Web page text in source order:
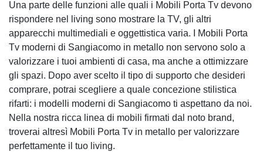
Una parte delle funzioni alle quali i Mobili Porta Tv devono
rispondere nel living sono mostrare la TV, gli altri
apparecchi multimediali e oggettistica varia. I Mobili Porta
Tv moderni di Sangiacomo in metallo non servono solo a
valorizzare i tuoi ambienti di casa, ma anche a ottimizzare
gli spazi. Dopo aver scelto il tipo di supporto che desideri
comprare, potrai scegliere a quale concezione stilistica
rifarti: i modelli moderni di Sangiacomo ti aspettano da noi.
Nella nostra ricca linea di mobili firmati dal noto brand,
troverai altresì Mobili Porta Tv in metallo per valorizzare
perfettamente il tuo living.